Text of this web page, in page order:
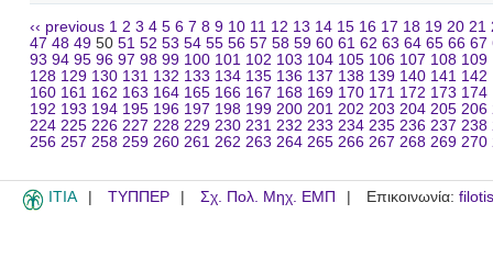
‹‹ previous 1 2 3 4 5 6 7 8 9 10 11 12 13 14 15 16 17 18 19 20 21
47 48 49 50 51 52 53 54 55 56 57 58 59 60 61 62 63 64 65 66 67
93 94 95 96 97 98 99 100 101 102 103 104 105 106 107 108 109
128 129 130 131 132 133 134 135 136 137 138 139 140 141 142
160 161 162 163 164 165 166 167 168 169 170 171 172 173 174
192 193 194 195 196 197 198 199 200 201 202 203 204 205 206
224 225 226 227 228 229 230 231 232 233 234 235 236 237 238
256 257 258 259 260 261 262 263 264 265 266 267 268 269 270
ITIA ΤΥΠΠΕΡ Σχ. Πολ. Μηχ. ΕΜΠ Επικοινωνία: